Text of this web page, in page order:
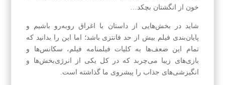
خون از انگشتان بچکد…
شاید در بخش‌هایی از داستان با اغراق روبه‌رو باشیم و
پایان‌بندی فیلم بیش از حد فانتزی باشد؛ اما این را بدانید که
تمام این ضعف‌ها به کلیات فیلمنامه فیلم، سکانس‌ها و
بازی‌های زیبا می‌چربد که در کل یکی از انرژی‌بخش‌ها و
انگیزشی‌های جذاب را پیشروی ما گذاشته است.